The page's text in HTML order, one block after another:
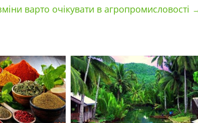
варто очікувати в агропромисловості